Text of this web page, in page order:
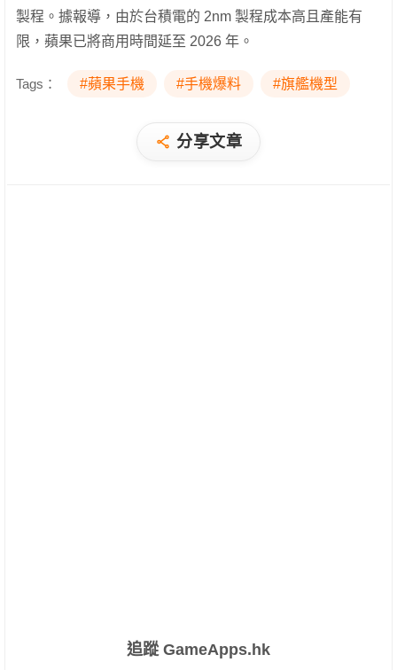
製程。據報導，由於台積電的 2nm 製程成本高且產能有
限，蘋果已將商用時間延至 2026 年。
Tags： #蘋果手機 #手機爆料 #旗艦機型
分享文章
追蹤 GameApps.hk